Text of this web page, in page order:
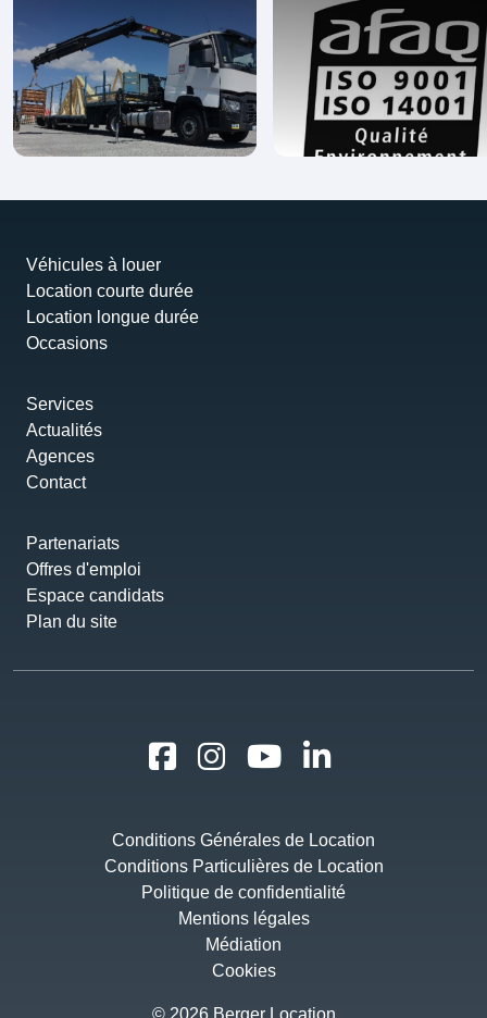
Véhicules à louer
Location courte durée
Location longue durée
Occasions
Services
Actualités
Agences
Contact
Partenariats
Offres d'emploi
Espace candidats
Plan du site
Conditions Générales de Location
Conditions Particulières de Location
Politique de confidentialité
Mentions légales
Médiation
Cookies